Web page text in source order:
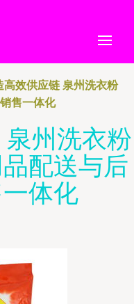
高效供应链 泉州洗衣粉
售一体化
州洗衣粉
配送与后
体化